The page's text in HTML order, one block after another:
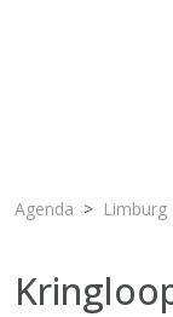
Agenda Limburg